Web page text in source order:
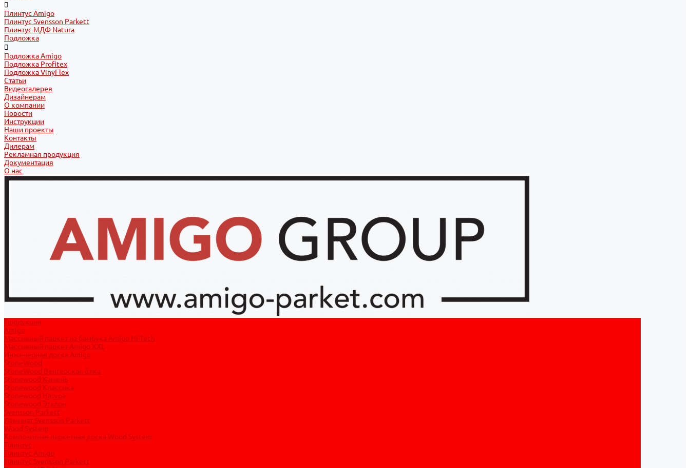
Плинтус Amigo
Плинтус Svensson Parkett
Плинтус МДФ Natura
Подложка
Подложка Amigo
Подложка Profitex
Подложка VinyFlex
Статьи
Видеогалерея
Дизайнерам
О компании
Новости
Инструкции
Наши проекты
Контакты
Дилерам
Рекламная продукция
Документация
О нас
Продукция
Amigo
Массивный паркет из бамбука Amigo Hi-Tech
Массивный паркет Amigo XXL
Инженерная доска Amigo
StoneWood
StoneWood Венгерская ёлка
Stonewood Камень
Stonewood Классика
Stonewood Натура
Stonewood Эталон
Svensson Parkett
Ламинат Svensson Parkett
Wood System
Композитная паркетная доска Wood System
Плинтус
Плинтус Amigo
Плинтус Svensson Parkett